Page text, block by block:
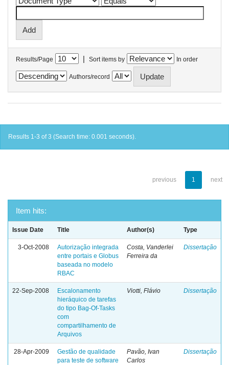
Results/Page | Sort items by In order
Authors/record
Results 1-3 of 3 (Search time: 0.001 seconds).
previous 1 next
Item hits:
Issue Date Title Author(s) Type
3-Oct-2008
Autorização integrada
entre portais e Globus
baseada no modelo
RBAC
Costa, Vanderlei
Ferreira da
Dissertação
22-Sep-2008
Escalonamento
hieráquico de tarefas
do tipo Bag-Of-Tasks
com
compartilhamento de
Arquivos
Viotti, Flávio Dissertação
28-Apr-2009
Gestão de qualidade
para teste de software
Pavão, Ivan
Carlos
Dissertação